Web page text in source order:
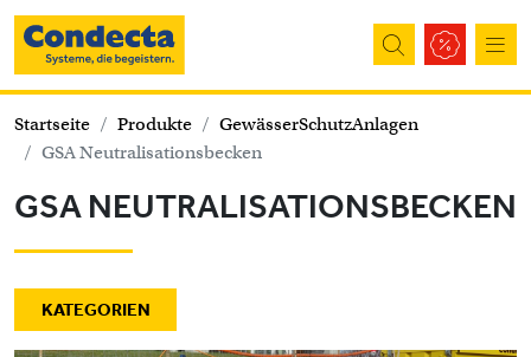
Direkt zum Inhalt
Startseite Produkte
GewässerSchutzAnlagen
GSA Neutralisationsbecken
GSA NEUTRALISATIONSBECKEN
KATEGORIEN